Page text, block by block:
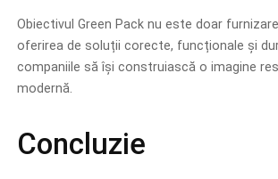
Obiectivul Green Pack nu este doar
oferirea de soluții corecte, funcționale și
companiile să își construiască o imagine
modernă.
Concluzie